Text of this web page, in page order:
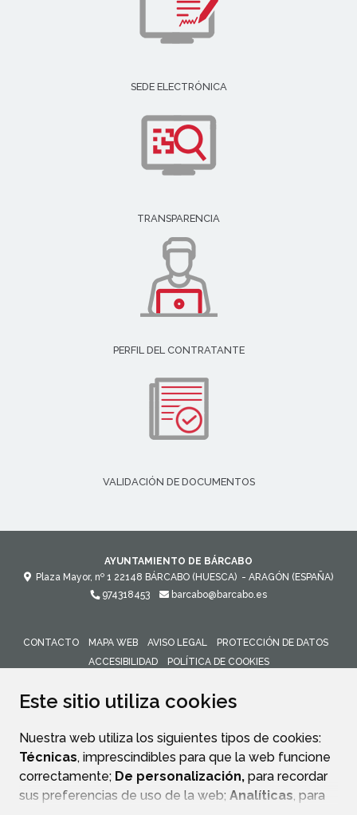
Este sitio utiliza cookies
Nuestra web utiliza los siguientes tipos de cookies:
Técnicas, imprescindibles para que la web funcione
correctamente; De personalización, para recordar
sus preferencias de uso de la web; Analíticas, para
SEDE ELECTRÓNICA
TRANSPARENCIA
PERFIL DEL CONTRATANTE
VALIDACIÓN DE DOCUMENTOS
AYUNTAMIENTO DE BÁRCABO
Plaza Mayor, nº 1 22148 BÁRCABO (HUESCA) - ARAGÓN (ESPAÑA)
974318453
barcabo@barcabo.es
CONTACTO MAPA WEB AVISO LEGAL
PROTECCIÓN DE DATOS
ACCESIBILIDAD
POLÍTICA DE COOKIES